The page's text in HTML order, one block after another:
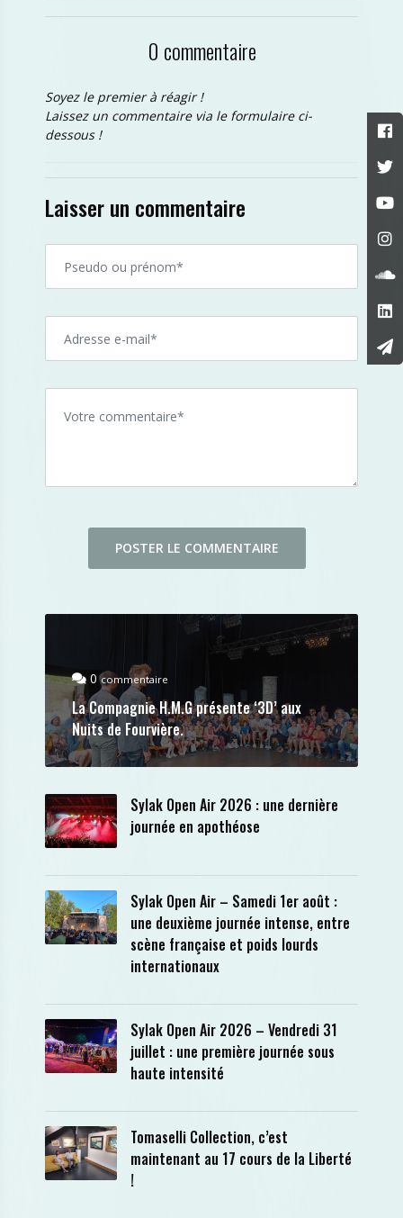
0 commentaire
Soyez le premier à réagir !
Laissez un commentaire via le formulaire ci-
dessous !
Laisser un commentaire
0commentaire
La Compagnie H.M.G présente ‘3D’ aux
Nuits de Fourvière.
Sylak Open Air 2026 : une dernière
journée en apothéose
Sylak Open Air – Samedi 1er août :
une deuxième journée intense, entre
scène française et poids lourds
internationaux
Sylak Open Air 2026 – Vendredi 31
juillet : une première journée sous
haute intensité
Tomaselli Collection, c’est
maintenant au 17 cours de la Liberté
!